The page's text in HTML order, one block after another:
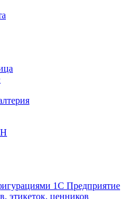
1С Предприятие
этикеток, ценников